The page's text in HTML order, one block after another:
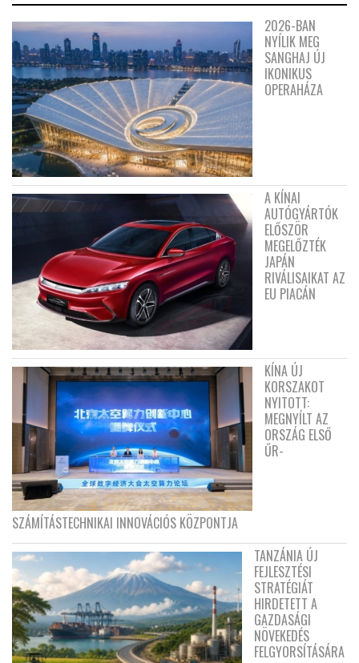
2026-BAN
NYÍLIK MEG
SANGHAJ ÚJ
IKONIKUS
OPERAHÁZA
A KÍNAI
AUTÓGYÁRTÓK
ELŐSZÖR
MEGELŐZTÉK
JAPÁN
RIVÁLISAIKAT AZ
EU PIACÁN
KÍNA ÚJ
KORSZAKOT
NYITOTT:
MEGNYÍLT AZ
ORSZÁG ELSŐ
ŰR-
SZÁMÍTÁSTECHNIKAI INNOVÁCIÓS KÖZPONTJA
TANZÁNIA ÚJ
FEJLESZTÉSI
STRATÉGIÁT
HIRDETETT A
GAZDASÁGI
NÖVEKEDÉS
FELGYORSÍTÁSÁRA